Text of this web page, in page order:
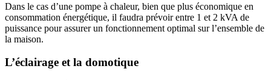
Dans le cas d’une pompe à chaleur, bien que plus économique en
consommation énergétique, il faudra prévoir entre 1 et 2 kVA de
puissance pour assurer un fonctionnement optimal sur l’ensemble de
la maison.
L’éclairage et la domotique